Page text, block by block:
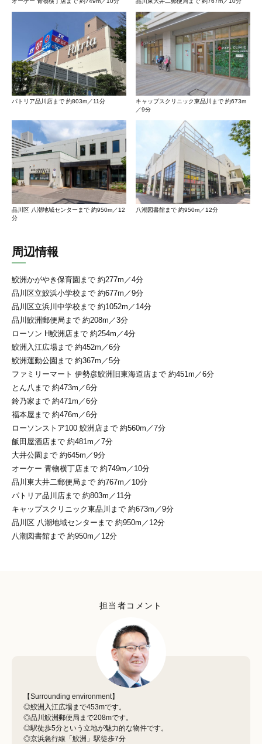
パトリア品川店まで 約803m／11分
キャップスクリニック東品川まで 約673m
／9分
品川区 八潮地域センターまで 約950m／12
分
八潮図書館まで 約950m／12分
周辺情報
鮫洲かがやき保育園まで 約277m／4分
品川区立鮫浜小学校まで 約677m／9分
品川区立浜川中学校まで 約1052m／14分
品川鮫洲郵便局まで 約208m／3分
ローソン H鮫洲店まで 約254m／4分
鮫洲入江広場まで 約452m／6分
鮫洲運動公園まで 約367m／5分
ファミリーマート 伊勢彦鮫洲旧東海道店まで 約451m／6分
とん八まで 約473m／6分
鈴乃家まで 約471m／6分
福本屋まで 約476m／6分
ローソンストア100 鮫洲店まで 約560m／7分
飯田屋酒店まで 約481m／7分
大井公園まで 約645m／9分
オーケー 青物横丁店まで 約749m／10分
品川東大井二郵便局まで 約767m／10分
パトリア品川店まで 約803m／11分
キャップスクリニック東品川まで 約673m／9分
品川区 八潮地域センターまで 約950m／12分
八潮図書館まで 約950m／12分
担当者コメント
【Surrounding environment】
◎鮫洲入江広場まで453mです。
◎品川鮫洲郵便局まで208mです。
◎駅徒歩5分という立地が魅力的な物件です。
◎京浜急行線「鮫洲」駅徒歩7分